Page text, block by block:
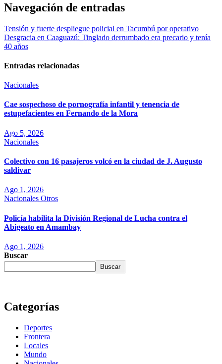
Navegación de entradas
Tensión y fuerte despliegue policial en Tacumbú por operativo
Desgracia en Caaguazú: Tinglado derrumbado era precario y tenía
40 años
Entradas relacionadas
Nacionales
Cae sospechoso de pornografía infantil y tenencia de
estupefacientes en Fernando de la Mora
Ago 5, 2026
Nacionales
Colectivo con 16 pasajeros volcó en la ciudad de J. Augusto
saldivar
Ago 1, 2026
Nacionales Otros
Policía habilita la División Regional de Lucha contra el
Abigeato en Amambay
Ago 1, 2026
Buscar
Buscar
Categorías
Deportes
Frontera
Locales
Mundo